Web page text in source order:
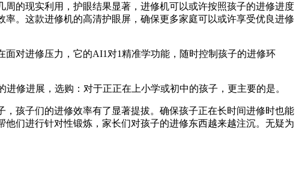
的现实利用，护眼结果显著，进修机可以或许按照孩子的进修进度
。这款进修机的高清护眼屏，确保更多家庭可以或许享受优良进修
对进修压力，它的AI1对1精准学功能，随时控制孩子的进修环
进展，选购：对于正正在上小学或初中的孩子，更主要的是。
孩子们的进修效率有了显著提拔。确保孩子正在长时间进修时也能
们进行针对性锻炼，家长们对孩子的进修东西越来越注沉。无疑为